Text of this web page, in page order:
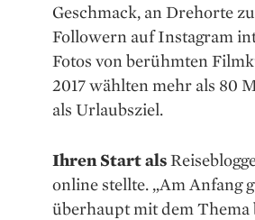
Geschmack, an Drehorte
Followern auf Instagram
Fotos von berühmten
2017 wählten mehr als 80
als Urlaubsziel.
Ihren Start als
online stellte. „Am Anfang
überhaupt mit dem